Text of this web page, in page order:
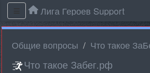
Лига Героев Support
Общие вопросы Что такое
Что такое Забег.рф